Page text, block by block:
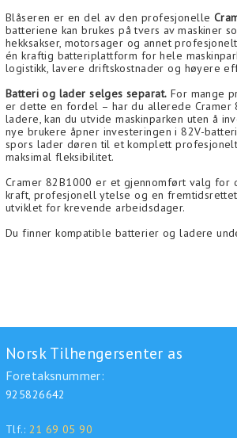
Blåseren er en del av den profesjonelle
batteriene kan brukes på tvers av maskiner
hekksakser, motorsager og annet
én kraftig batteriplattform for hele
logistikk, lavere driftskostnader og høyere
Batteri og lader selges separat. For mange
er dette en fordel – har du allerede Cramer
ladere, kan du utvide maskinparken uten å
nye brukere åpner investeringen i 82V-
spors lader døren til et komplett profesjonelt
maksimal fleksibilitet.
Cramer 82B1000 er et gjennomført valg for
kraft, profesjonell ytelse og en
utviklet for krevende arbeidsdager.
Du finner kompatible batterier og ladere
Norsk Tilhengersenter as
Foretaksnummer:
925826642
Tlf.: 21 69 05 90